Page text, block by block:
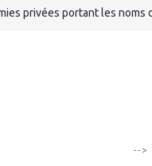
désormais temps pour leur
-->